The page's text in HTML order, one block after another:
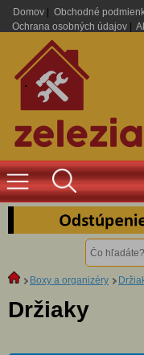
Domov Obchodné
Ochrana osobných údajov
.
Boxy a organizéry
Držiaky